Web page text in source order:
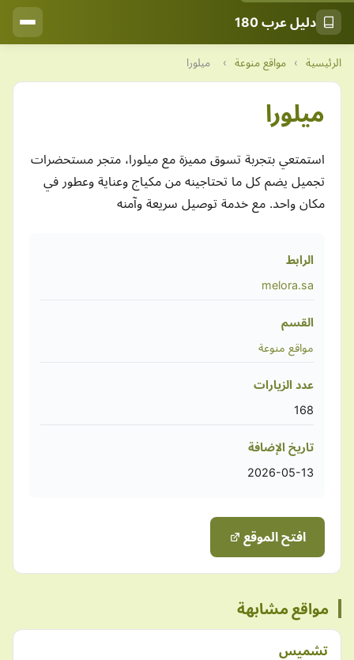
دليل عرب 180
الرئيسية › مواقع منوعة › ميلورا
ميلورا
استمتعي بتجربة تسوق مميزة مع ميلورا، متجر مستحضرات
تجميل يضم كل ما تحتاجينه من مكياج وعناية وعطور في
مكان واحد. مع خدمة توصيل سريعة وآمنه
الرابط
melora.sa
القسم
مواقع منوعة
عدد الزيارات
168
تاريخ الإضافة
2026-05-13
افتح الموقع
مواقع مشابهة
تشميس